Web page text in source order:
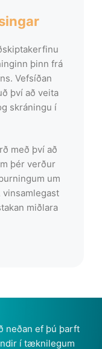
þinn frá
Vefsíðan
því að veita
skráningu í
með því að
þér verður
um
miðlara
neðan ef þú þarft
í tæknilegum